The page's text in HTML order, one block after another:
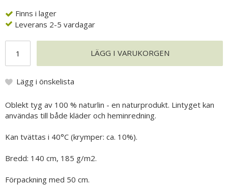
Finns i lager
Leverans 2-5 vardagar
LÄGG I VARUKORGEN
Lägg i önskelista
Oblekt tyg av 100 % naturlin - en naturprodukt. Lintyget kan
användas till både kläder och heminredning.
Kan tvättas i 40°C (krymper: ca. 10%).
Bredd: 140 cm, 185 g/m2.
Förpackning med 50 cm.